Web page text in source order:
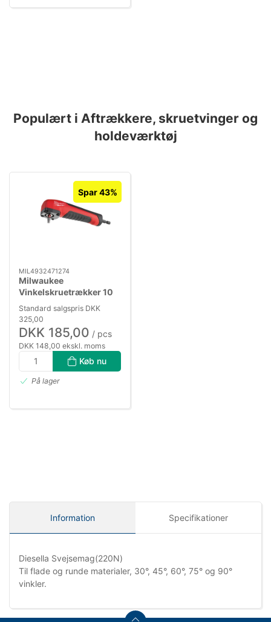
Populært i Aftrækkere, skruetvinger og
holdeværktøj
Spar 43%
MIL4932471274
Milwaukee
Vinkelskruetrækker 10
SHW Bits
Standard salgspris DKK
325,00
DKK 185,00 / pcs
DKK 148,00 ekskl. moms
Køb nu
På lager
Information Specifikationer
Diesella Svejsemag(220N)
Til flade og runde materialer, 30°, 45°, 60°, 75° og 90°
vinkler.